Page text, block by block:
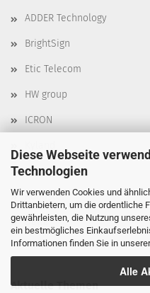
Diese Webseite
Technologien
Wir verwenden Cookies und
Drittanbietern, um die ordentliche
gewährleisten, die Nutzung
ein bestmögliches
Informationen finden Sie in
Alle
ADDER Technology
BrightSign
Etic Telecom
HW group
ICRON
Moxa
Robustel
Delta
Aktuelle Themen